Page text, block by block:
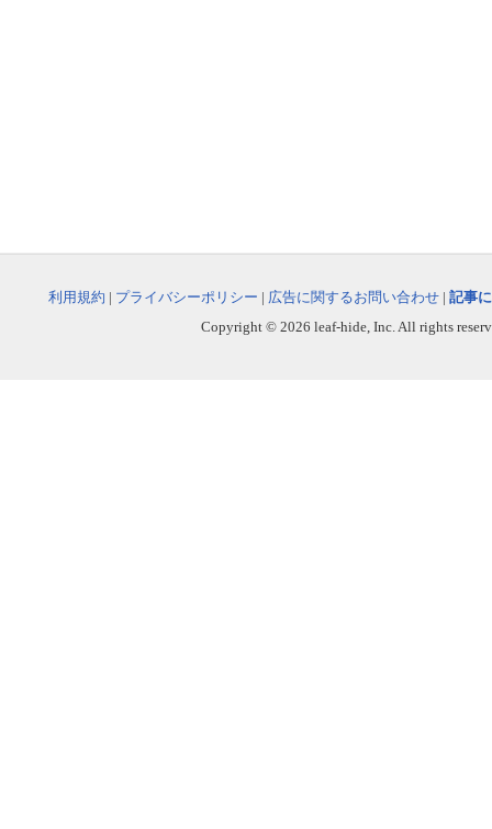
利用規約 | プライバシーポリシー | 広告に関するお問い合わせ | 記事
Copyright © 2026 leaf-hide, Inc. All rights